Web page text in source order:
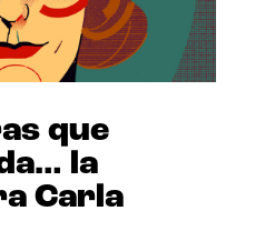
que
la
Carla